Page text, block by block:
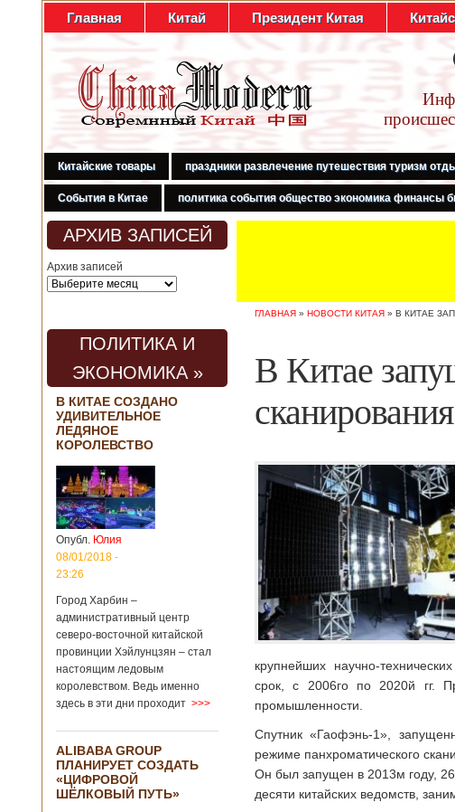
Главная Китай Президент Китая
Китайские товары праздники развлечение путешествия туризм
События в Китае политика события общество экономика финансы
АРХИВ ЗАПИСЕЙ
Архив записей
ПОЛИТИКА И
ЭКОНОМИКА »
В КИТАЕ СОЗДАНО
УДИВИТЕЛЬНОЕ
ЛЕДЯНОЕ
КОРОЛЕВСТВО
Опубл. Юлия
08/01/2018 -
23:26
Город Харбин –
административный центр
северо-восточной китайской
провинции Хэйлунцзян – стал
настоящим ледовым
королевством. Ведь именно
здесь в эти дни проходит >>>
ALIBABA GROUP
ПЛАНИРУЕТ СОЗДАТЬ
«ЦИФРОВОЙ
ШЁЛКОВЫЙ ПУТЬ»
ГЛАВНАЯ » НОВОСТИ КИТАЯ » В КИТАЕ
В Китае
крупнейших научно-
срок, с 2006го по 2020й гг.
промышленности.
Спутник «Гаофэнь-1»,
режиме панхроматического
Он был запущен в 2013м году,
десяти китайских ведомств,